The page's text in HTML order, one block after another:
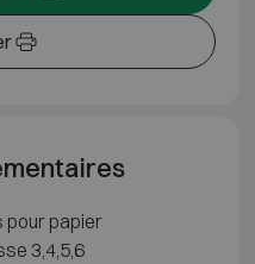
pour papier
3,4,5,6